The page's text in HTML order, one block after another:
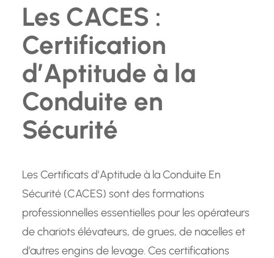
Les CACES :
Certification
d’Aptitude à la
Conduite en
Sécurité
Les Certificats d’Aptitude à la Conduite En
Sécurité (CACES) sont des formations
professionnelles essentielles pour les opérateurs
de chariots élévateurs, de grues, de nacelles et
d’autres engins de levage. Ces certifications